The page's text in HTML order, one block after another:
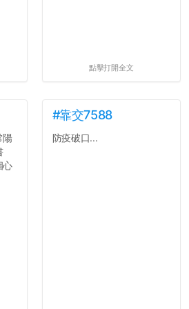
點擊打開全文
陽
心
#靠交7588
防疫破口...